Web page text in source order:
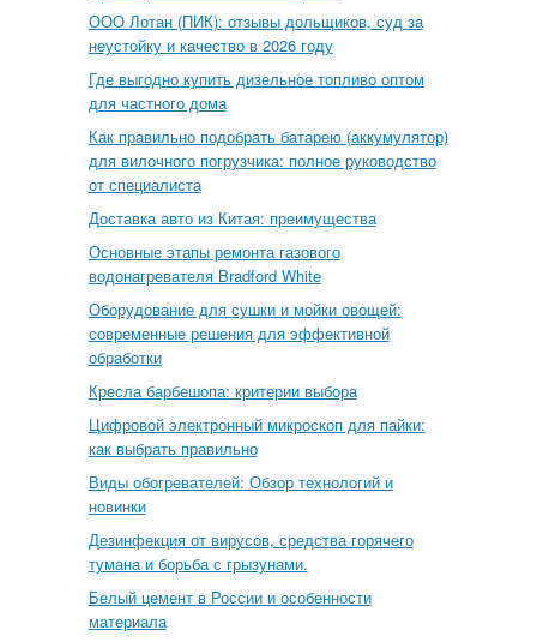
ООО Лотан (ПИК): отзывы дольщиков, суд за
неустойку и качество в 2026 году
Где выгодно купить дизельное топливо оптом
для частного дома
Как правильно подобрать батарею (аккумулятор)
для вилочного погрузчика: полное руководство
от специалиста
Доставка авто из Китая: преимущества
Основные этапы ремонта газового
водонагревателя Bradford White
Оборудование для сушки и мойки овощей:
современные решения для эффективной
обработки
Кресла барбешопа: критерии выбора
Цифровой электронный микроскоп для пайки:
как выбрать правильно
Виды обогревателей: Обзор технологий и
новинки
Дезинфекция от вирусов, средства горячего
тумана и борьба с грызунами.
Белый цемент в России и особенности
материала